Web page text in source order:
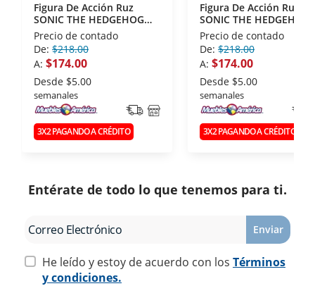
Figura De Acción Ruz
SONIC THE HEDGEHOG
4.5'' SONIC
Precio de contado
De: $218.00
A: $174.00
Desde $5.00
semanales
3X2 PAGANDO A CRÉDITO
Figura De Acción Ruz
SONIC THE HEDGEHOG
4.5'' KNUCKLES
Precio de contado
De: $218.00
A: $174.00
Desde $5.00
semanales
3X2 PAGANDO A CRÉDITO
Entérate de todo lo que tenemos para ti.
Enviar
He leído y estoy de acuerdo con los Términos
y condiciones.